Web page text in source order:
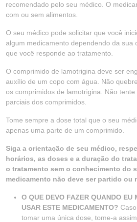
recomendado pelo seu médico. O
com ou sem alimentos.
O seu médico pode solicitar que você
algum medicamento dependendo da sua
que você responde ao tratamento.
O comprimido de lamotrigina deve ser
auxílio de um copo com água. Não
os comprimidos de lamotrigina. Não
parciais dos comprimidos.
Tome sempre a dose total que o seu
apenas uma parte de um comprimido.
Siga a orientação de seu médico,
horários, as doses e a duração do
o tratamento sem o conhecimento do
medicamento não deve ser partido ou
O QUE DEVO FAZER QUANDO EU
USAR ESTE MEDICAMENTO?
tomar uma única dose, tome-a